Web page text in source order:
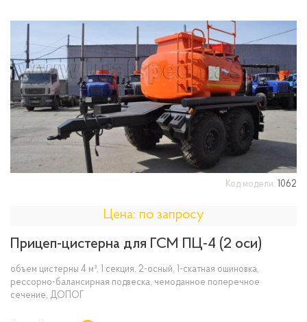
Код модели: 1062
Цена: по запросу
Прицеп-цистерна для ГСМ ПЦ-4 (2 оси)
объем цистерны 4 м³, 1 секция, 2-осный, 1-скатная ошиновка,
рессорно-балансирная подвеска, чемоданное поперечное
сечение, ДОПОГ